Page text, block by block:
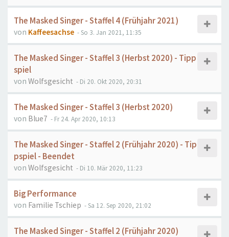
The Masked Singer - Staffel 4 (Frühjahr 2021)
von Kaffeesachse - So 3. Jan 2021, 11:35
The Masked Singer - Staffel 3 (Herbst 2020) - Tipp
spiel
von Wolfsgesicht - Di 20. Okt 2020, 20:31
The Masked Singer - Staffel 3 (Herbst 2020)
von Blue7 - Fr 24. Apr 2020, 10:13
The Masked Singer - Staffel 2 (Frühjahr 2020) - Tip
pspiel - Beendet
von Wolfsgesicht - Di 10. Mär 2020, 11:23
Big Performance
von Familie Tschiep - Sa 12. Sep 2020, 21:02
The Masked Singer - Staffel 2 (Frühjahr 2020)